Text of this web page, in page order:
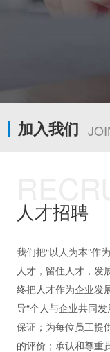
加入我们
人才招聘
我们把“以人为本”作
人才，留住人才，发
终把人才作为企业发
导“个人与企业共同
保证；为每位员工提
的评价；承认和尊重